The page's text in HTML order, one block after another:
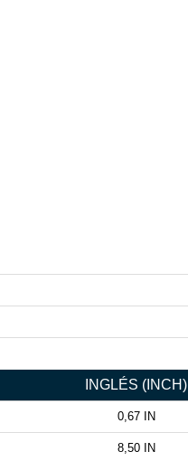
INGLÉS (INCH)
0,67 IN
8,50 IN